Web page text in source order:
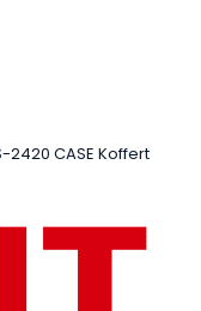
2420 CASE Koffert